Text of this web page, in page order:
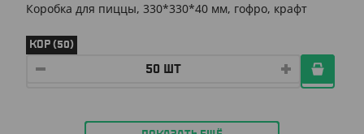
Коробка для пиццы, 330*330*40 мм, гофро, крафт
КОР (50)